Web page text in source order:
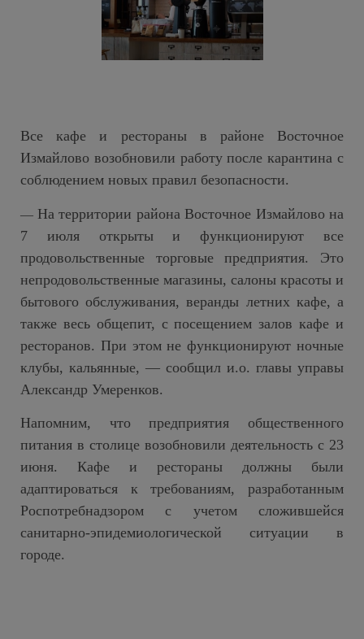
Все кафе и рестораны в районе Восточное
Измайлово возобновили работу после карантина с
соблюдением новых правил безопасности.
— На территории района Восточное Измайлово на
7 июля открыты и функционируют все
продовольственные торговые предприятия. Это
непродовольственные магазины, салоны красоты и
бытового обслуживания, веранды летних кафе, а
также весь общепит, с посещением залов кафе и
ресторанов. При этом не функционируют ночные
клубы, кальянные, — сообщил и.о. главы управы
Александр Умеренков.
Напомним, что предприятия общественного
питания в столице возобновили деятельность с 23
июня. Кафе и рестораны должны были
адаптироваться к требованиям, разработанным
Роспотребнадзором с учетом сложившейся
санитарно-эпидемиологической ситуации в
городе.